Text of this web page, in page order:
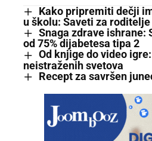
Kako pripremiti dečji
u školu: Saveti za roditelje
Snaga zdrave ishrane:
od 75% dijabetesa tipa 2
Od knjige do video
neistraženih svetova
Recept za savršen